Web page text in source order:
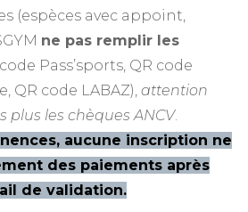
(espèces avec appoint,
ne pas remplir les
code Pass’sports, QR code
QR code LABAZ), attention
plus les chèques ANCV.
aucune inscription ne
des paiements après
de validation.